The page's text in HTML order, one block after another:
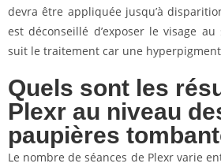
devra être appliquée jusqu’à
est déconseillé d’exposer le visage
suit le traitement car une
Quels sont les
Plexr au niveau
paupières
Le nombre de séances de Plexr varie